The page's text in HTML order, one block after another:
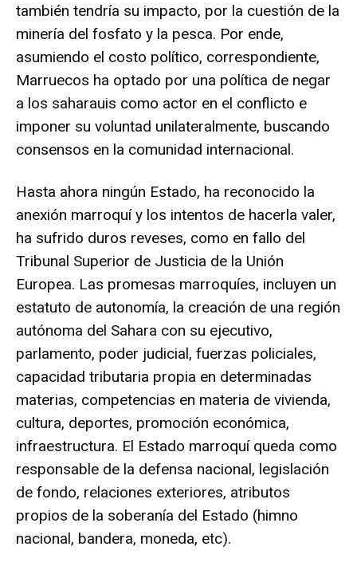
también tendría su impacto, por la cuestión de la
minería del fosfato y la pesca. Por ende,
asumiendo el costo político, correspondiente,
Marruecos ha optado por una política de negar
a los saharauis como actor en el conflicto e
imponer su voluntad unilateralmente, buscando
consensos en la comunidad internacional.
Hasta ahora ningún Estado, ha reconocido la
anexión marroquí y los intentos de hacerla valer,
ha sufrido duros reveses, como en fallo del
Tribunal Superior de Justicia de la Unión
Europea. Las promesas marroquíes, incluyen un
estatuto de autonomía, la creación de una región
autónoma del Sahara con su ejecutivo,
parlamento, poder judicial, fuerzas policiales,
capacidad tributaria propia en determinadas
materias, competencias en materia de vivienda,
cultura, deportes, promoción económica,
infraestructura. El Estado marroquí queda como
responsable de la defensa nacional, legislación
de fondo, relaciones exteriores, atributos
propios de la soberanía del Estado (himno
nacional, bandera, moneda, etc).